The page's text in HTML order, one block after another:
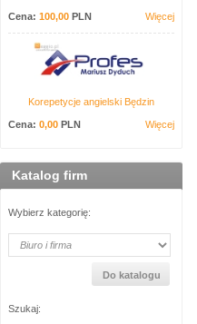
Cena: 100,00 PLN Więcej
Korepetycje angielski Będzin
Cena: 0,00 PLN Więcej
Katalog firm
Wybierz kategorię:
Szukaj: